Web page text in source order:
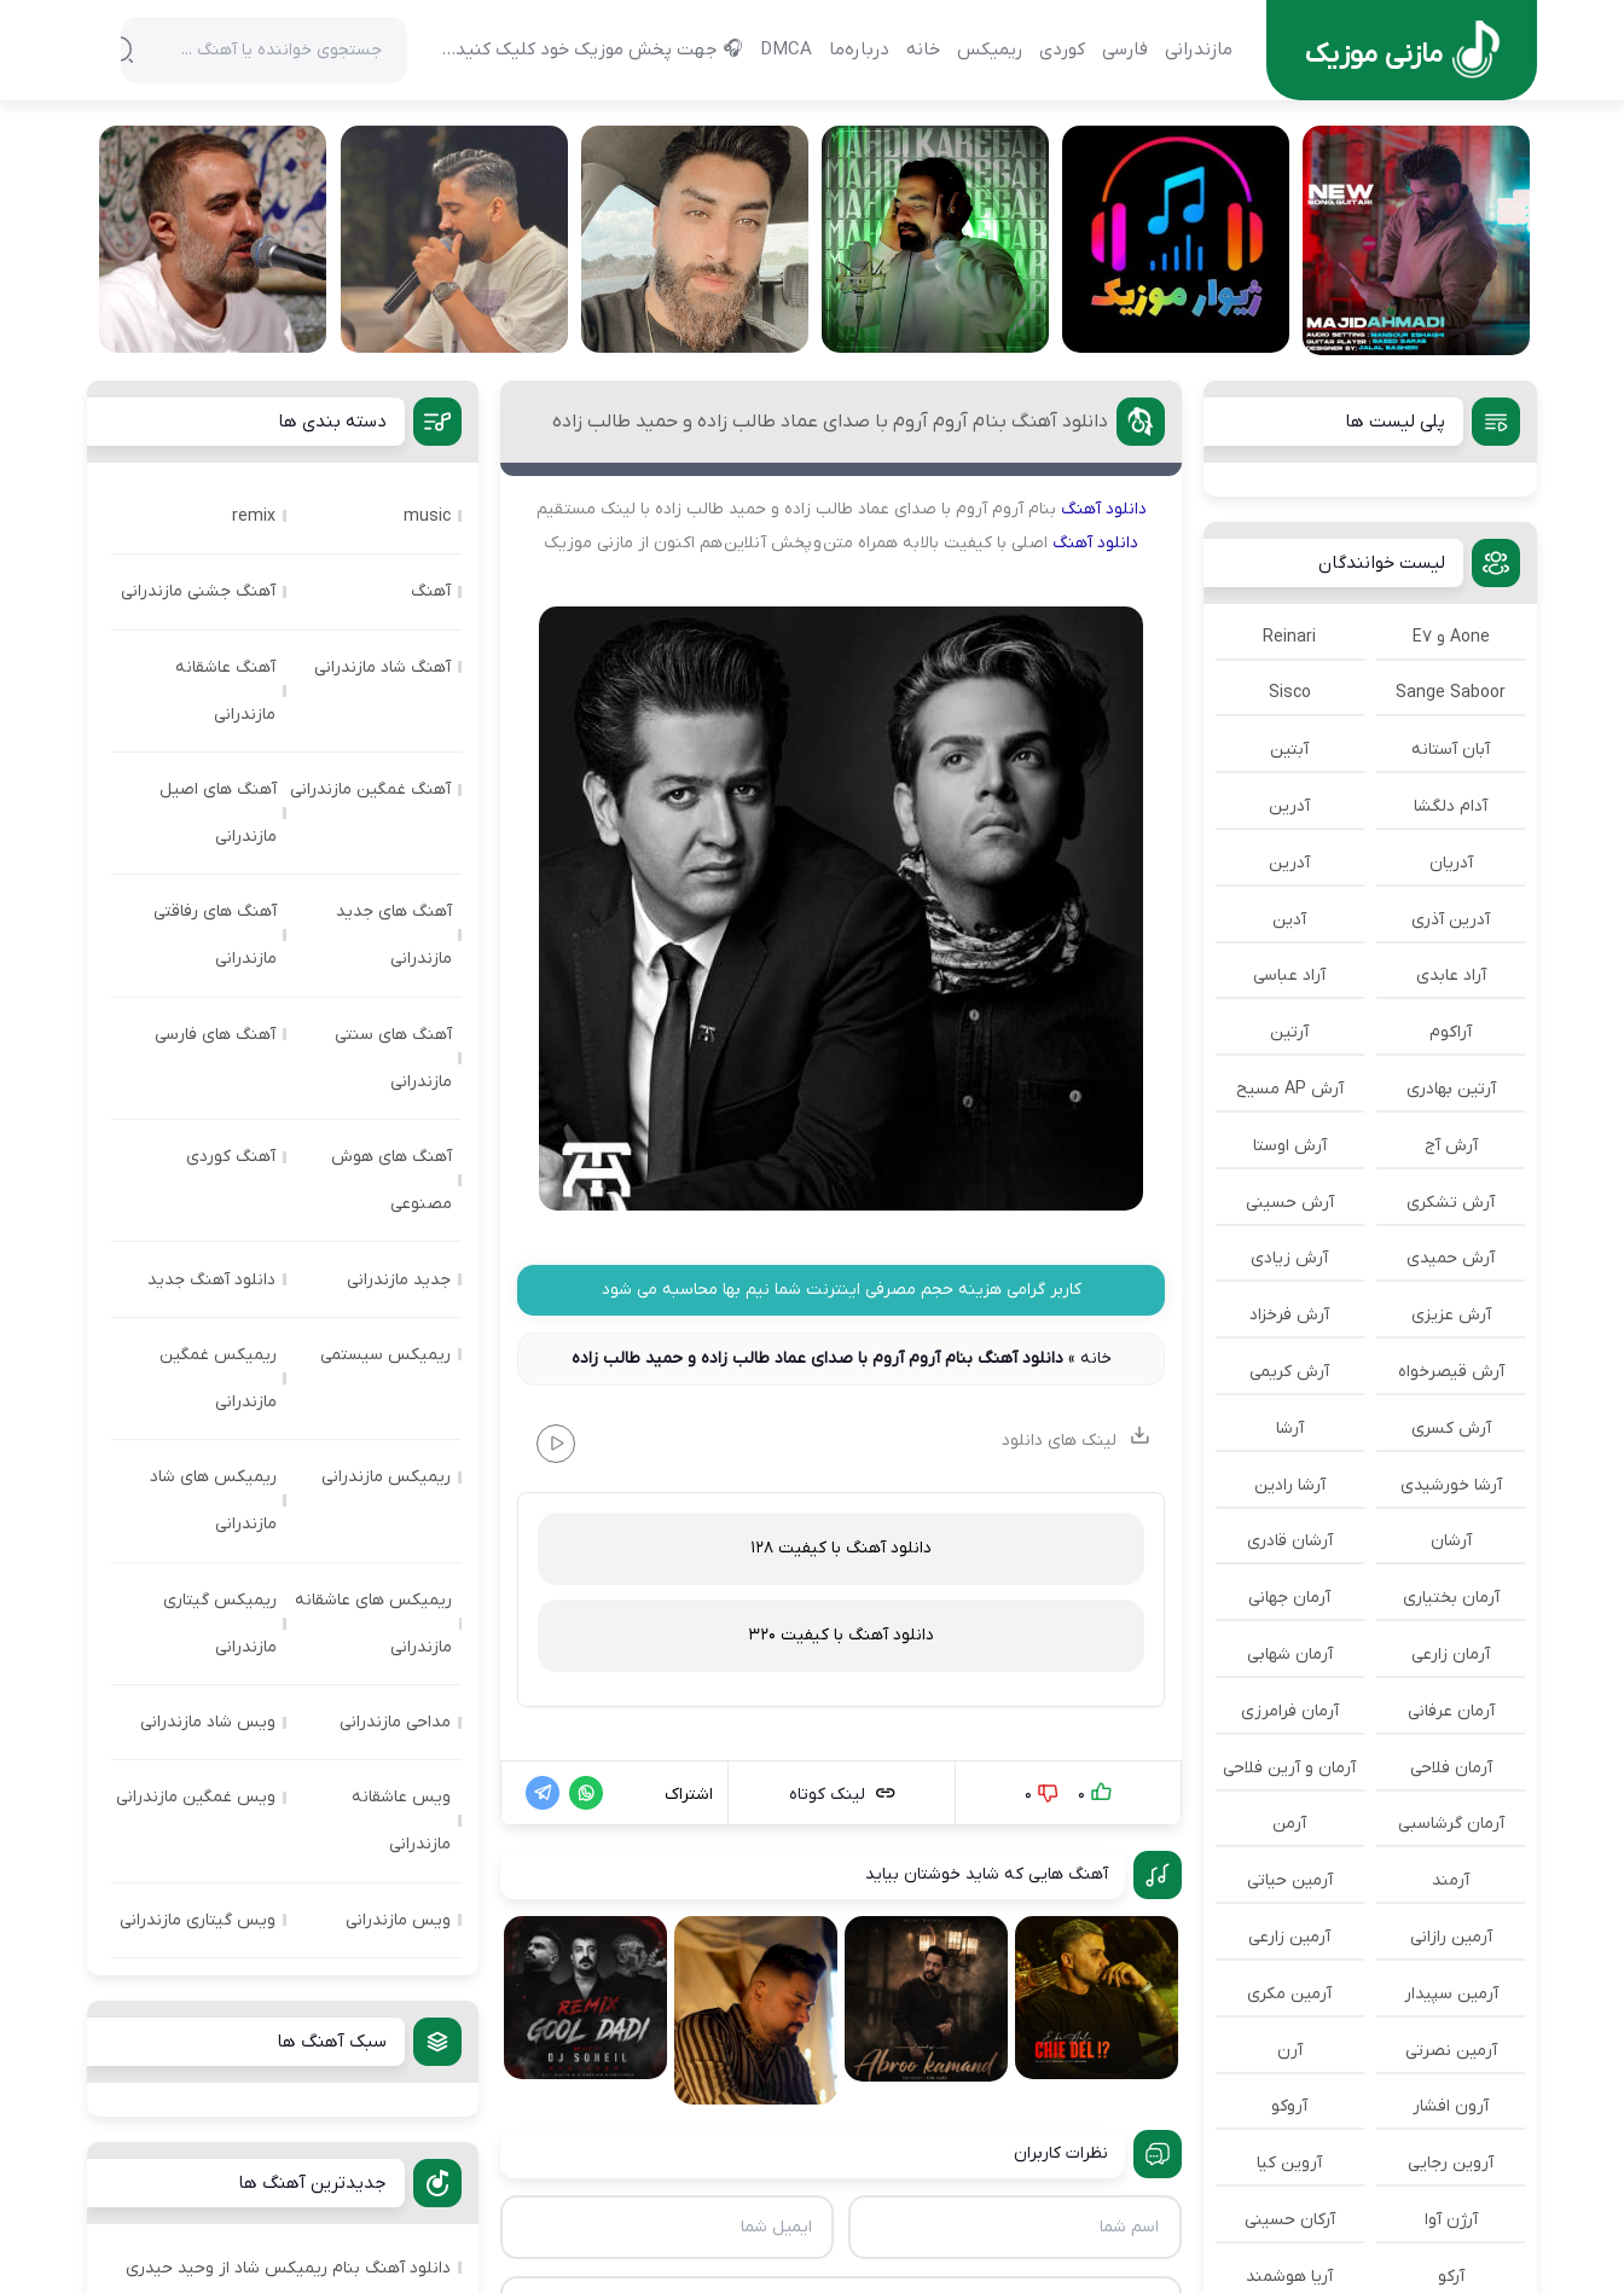
مازنی موزیک مازندرانی فارسی کوردی ریمیکس خانه درباره‌‌ما DMCA 🎧 جهت پخش موزیک خود کلیک کنید…
دانلود آهنگ بنام آروم آروم با صدای عماد طالب زاده و حمید طالب زاده
دانلودآهنگ بنام آروم آروم با صدای عماد طالب زاده و حمید طالب زاده با لینک مستقیم
دانلودآهنگ اصلی با کیفیت بالا به همراه متن و پخش آنلاین هم اکنون از مازنی موزیک
کاربر گرامی هزینه حجم مصرفی اینترنت شما نیم بها محاسبه می شود
خانه »دانلود آهنگ بنام آروم آروم با صدای عماد طالب زاده و حمید طالب زاده
لینک های دانلود
دانلود آهنگ با کیفیت 128
دانلود آهنگ با کیفیت 320
0
0 لینک کوتاه اشتراک
آهنگ هایی که شاید خوشتان بیاید
نظرات کاربران
پلی لیست ها
لیست خوانندگان
Aone و E7 Reinari
Sange Saboor
Sisco
آبان آستانه آبتین
آدام دلگشا آدرين
آدریان آدرین
آدرین آذری آدین
آراد عابدی آراد عباسی
آراکوم آرتین
آرتین بهادری آرش AP مسیح
آرش آج آرش اوستا
آرش تشکری آرش حسینی
آرش حمیدی آرش زیادی
آرش عزیزی آرش فرخزاد
آرش قیصرخواه آرش کریمی
آرش کسری آرشا
آرشا خورشیدی آرشا رادین
آرشان آرشان قادری
آرمان بختیاری آرمان جهانی
آرمان زارعی آرمان شهابی
آرمان عرفانی آرمان فرامرزی
آرمان فلاحی آرمان و آرین فلاحی
آرمان گرشاسبی آرمن
آرمند آرمین حیاتی
آرمین رازانی آرمین زارعی
آرمین سپیدار آرمین مکری
آرمین نصرتی آرن
آرون افشار آروکو
آروین رجایی آروین کیا
آرژن آوا آرکان حسینی
آرکو آریا هوشمند
دسته بندی ها
music
remix
آهنگ آهنگ جشنی مازندرانی
آهنگ شاد مازندرانی آهنگ عاشقانه
مازندرانی
آهنگ غمگین مازندرانی آهنگ های اصیل
مازندرانی
آهنگ های جدید
مازندرانی
آهنگ های رفاقتی
مازندرانی
آهنگ های سنتی
مازندرانی
آهنگ های فارسی
آهنگ های هوش
مصنوعی
آهنگ کوردی
جدید مازندرانی دانلود آهنگ جدید
ریمیکس سیستمی ریمیکس غمگین
مازندرانی
ریمیکس مازندرانی ریمیکس های شاد
مازندرانی
ریمیکس های عاشقانه
مازندرانی
ریمیکس گیتاری
مازندرانی
مداحی مازندرانی ویس شاد مازندرانی
ویس عاشقانه
مازندرانی
ویس غمگین مازندرانی
ویس مازندرانی ویس گیتاری مازندرانی
سبک آهنگ ها
جدیدترین آهنگ ها
دانلود آهنگ بنام ریمیکس شاد از وحید حیدری